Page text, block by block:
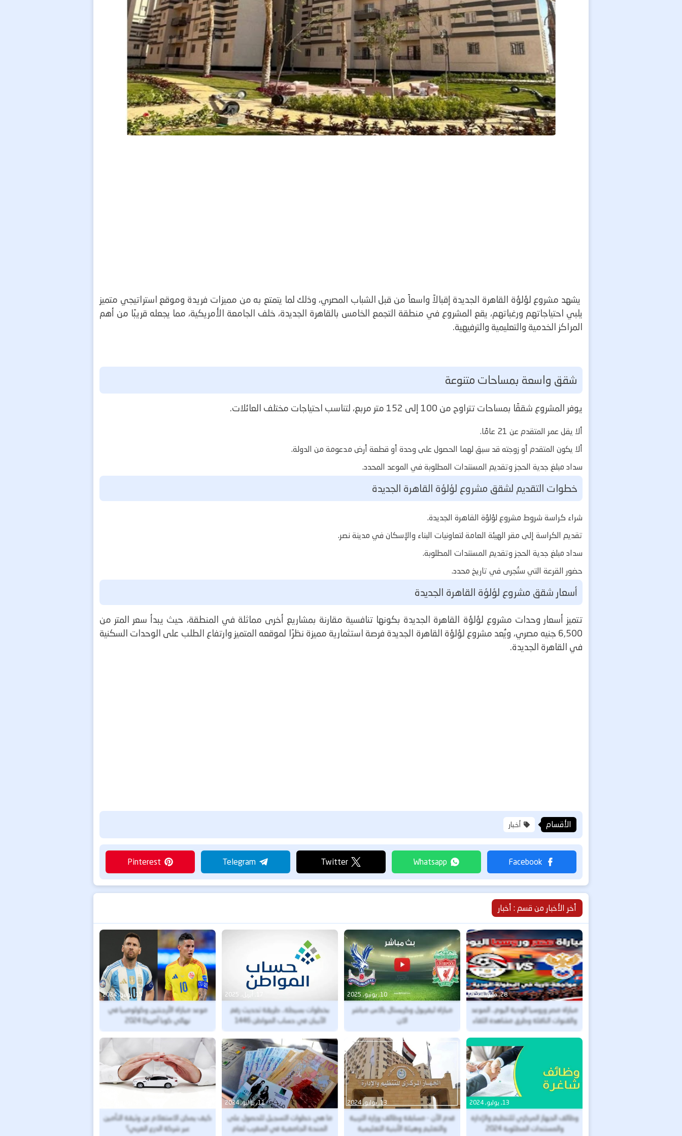
يشهد مشروع لؤلؤة القاهرة الجديدة إقبالاً واسعاً من قبل الشباب المصري، وذلك لما يتمتع به من مميزات فريدة وموقع استراتيجي متميز
يلبي احتياجاتهم ورغباتهم، يقع المشروع في منطقة التجمع الخامس بالقاهرة الجديدة، خلف الجامعة الأمريكية، مما يجعله قريبًا من أهم
المراكز الخدمية والتعليمية والترفيهية.
شقق واسعة بمساحات متنوعة
يوفر المشروع شققًا بمساحات تتراوح من 100 إلى 152 متر مربع، لتناسب احتياجات مختلف العائلات.
ألا يقل عمر المتقدم عن 21 عامًا.
ألا يكون المتقدم أو زوجته قد سبق لهما الحصول على وحدة أو قطعة أرض مدعومة من الدولة.
سداد مبلغ جدية الحجز وتقديم المستندات المطلوبة في الموعد المحدد.
خطوات التقديم لشقق مشروع لؤلؤة القاهرة الجديدة
شراء كراسة شروط مشروع لؤلؤة القاهرة الجديدة.
تقديم الكراسة إلى مقر الهيئة العامة لتعاونيات البناء والإسكان في مدينة نصر.
سداد مبلغ جدية الحجز وتقديم المستندات المطلوبة.
حضور القرعة التي ستُجرى في تاريخ محدد.
أسعار شقق مشروع لؤلؤة القاهرة الجديدة
تتميز أسعار وحدات مشروع لؤلؤة القاهرة الجديدة بكونها تنافسية مقارنة بمشاريع أخرى مماثلة في المنطقة، حيث يبدأ سعر المتر من
6,500 جنيه مصري، ويُعد مشروع لؤلؤة القاهرة الجديدة فرصة استثمارية مميزة نظرًا لموقعه المتميز وارتفاع الطلب على الوحدات السكنية
في القاهرة الجديدة.
الأقسام أخبار
أخر الأخبار من قسم : أخبار
28, مايو, 2026
مباراة مصر وروسيا الودية اليوم.. الموعد
والقنوات الناقلة وطرق مشاهدة اللقاء
بث مباشر
10, يونيو, 2025
مباراة ليفربول وكريستال بالاس مباشر
الان
بخطوات بسيطة.. طريقة تحديث رقم
الآيبان في حساب المواطن 1446
إلكترونيًا وخطوات الاستعلام عن الدعم
15, يوليو, 2024
موعد مباراة الأرجنتين وكولومبيا في
نهائي كوبا أمريكا 2024
13, يوليو, 2024
وظائف الجهاز المركزي للتنظيم والإدارة
والمستندات المطلوبة 2024
13, يوليو, 2024
قدم الآن - مسابقة وظائف وزارة التربية
والتعليم وهيئة الأبنية التعليمية
11, يوليو, 2024
ما هي خطوات التسجيل للحصول على
المنحة الجامعية في المغرب لعام
كيف يمكن الاستعلام عن وثيقة التأمين
عبر شركة الدرع العربي؟